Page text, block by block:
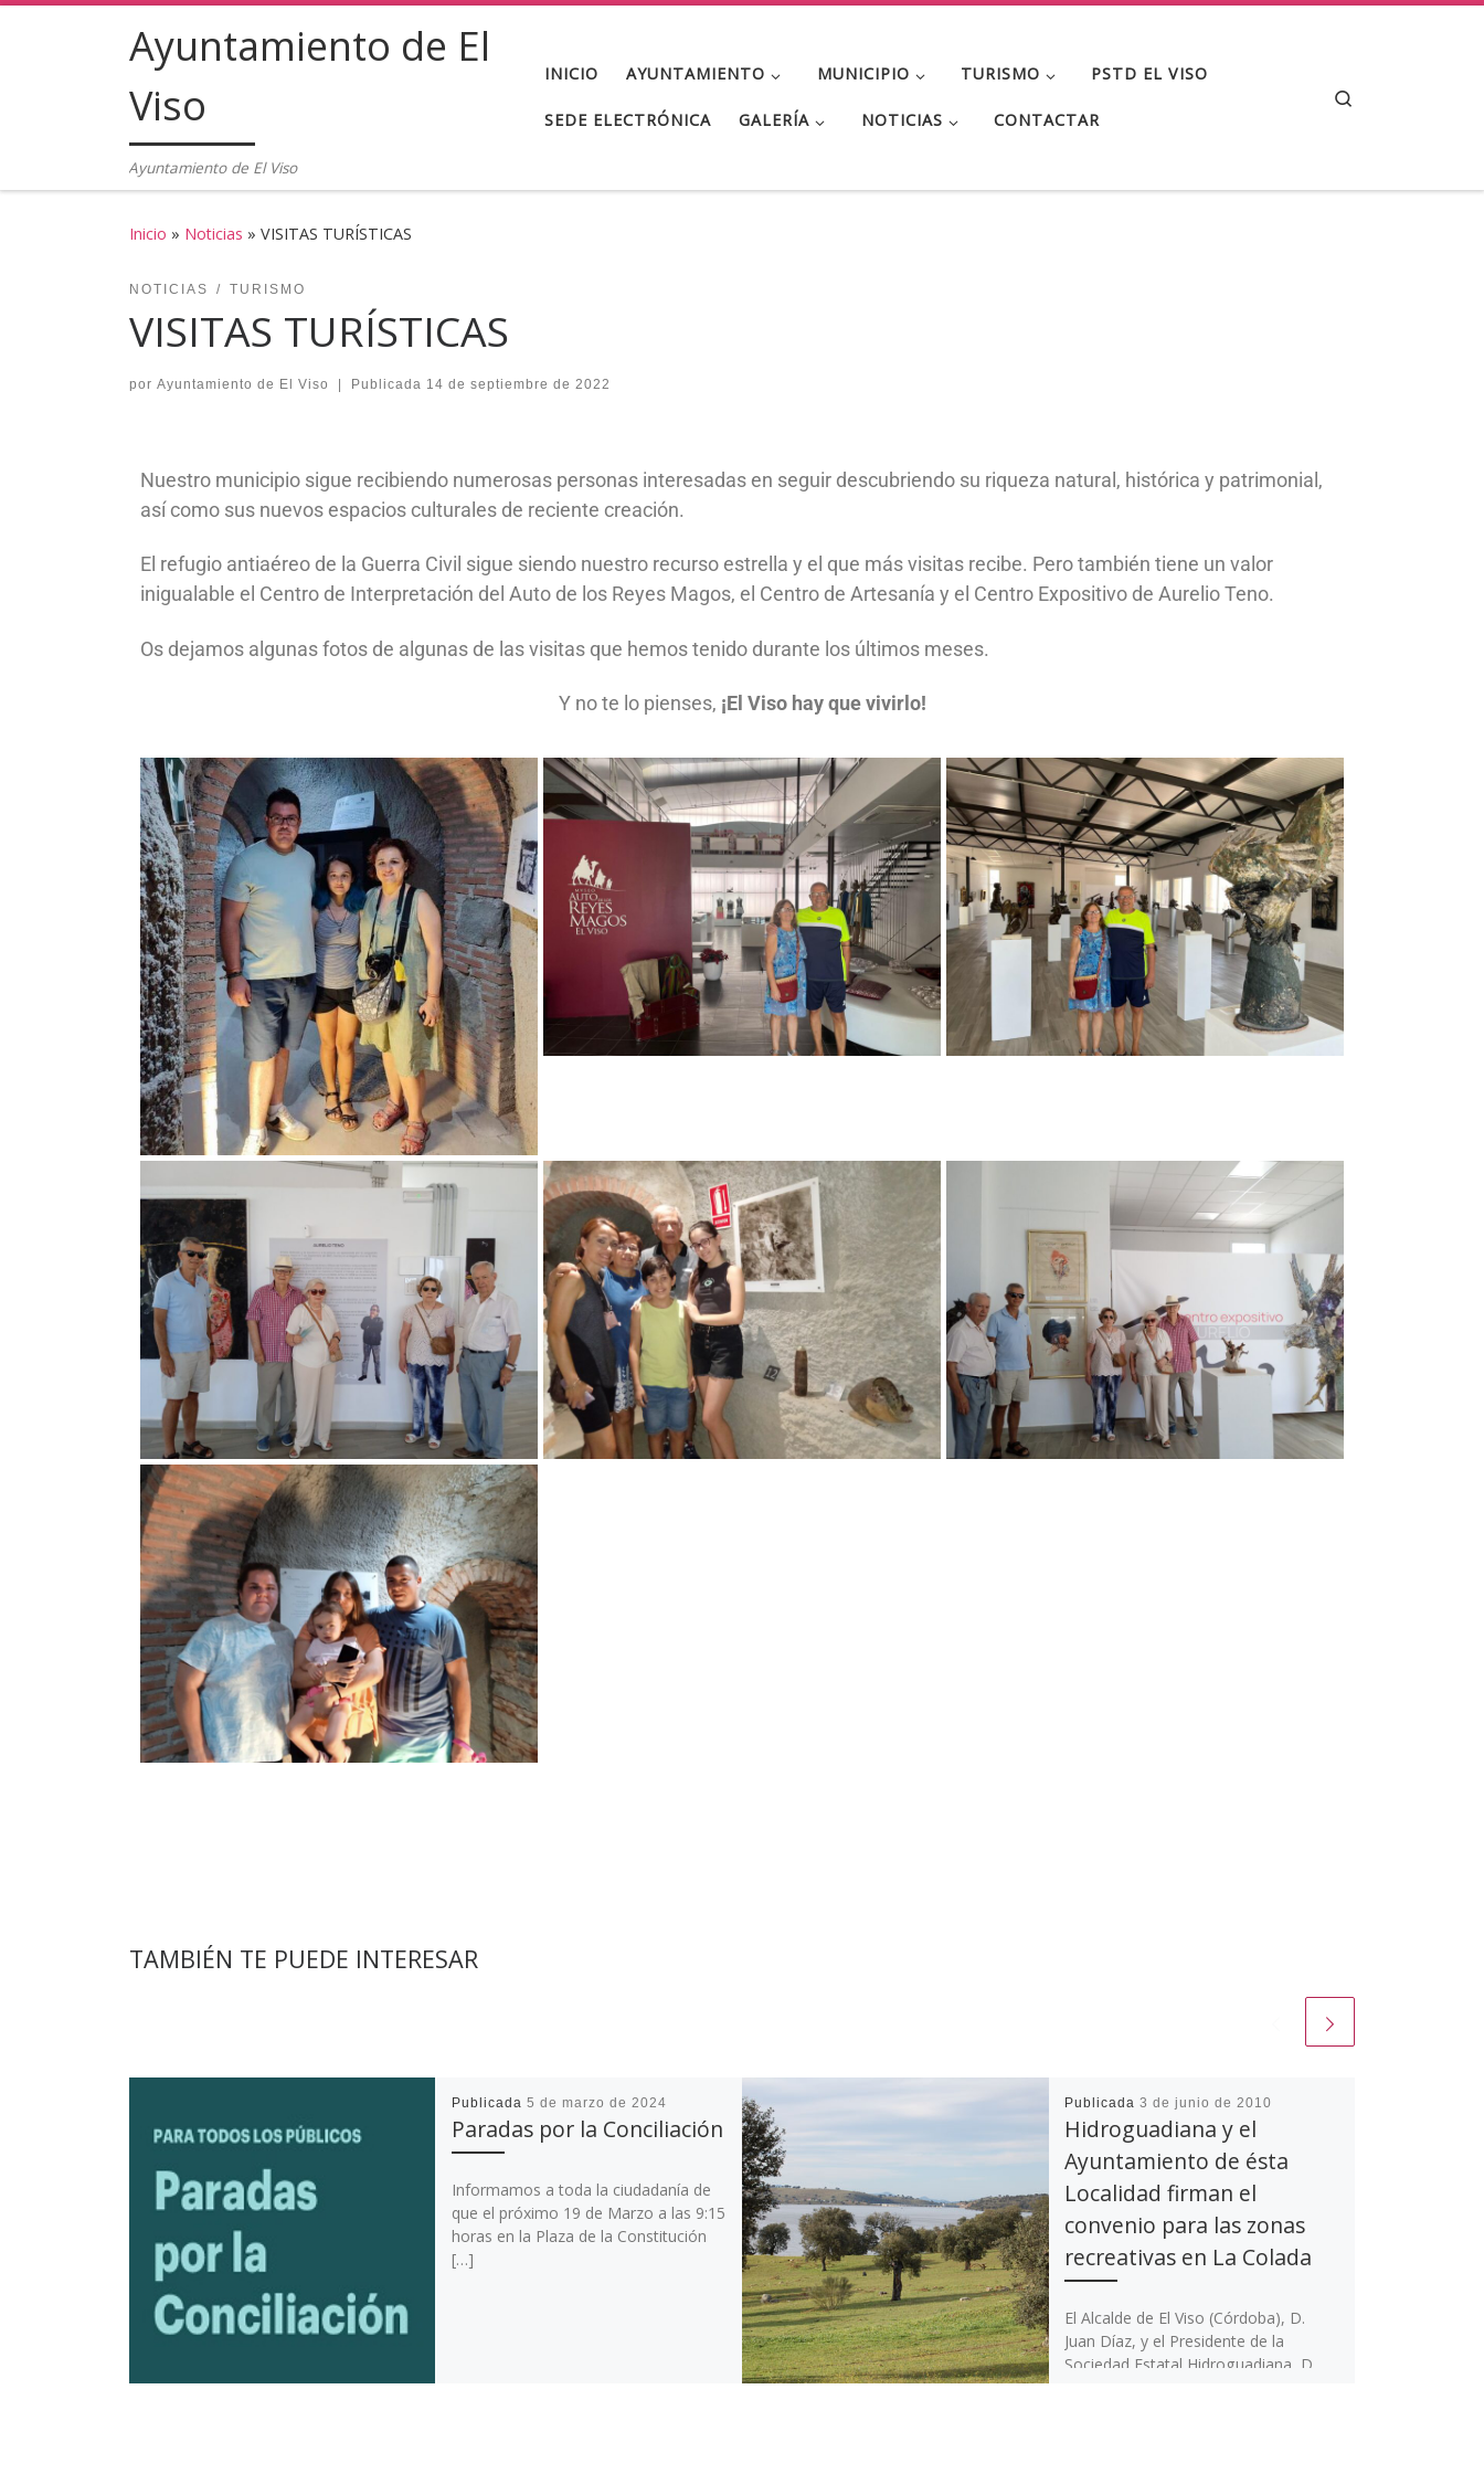
Saltar al contenidoAyuntamiento de El
Viso
Ayuntamiento de El Viso
INICIO AYUNTAMIENTO MUNICIPIO TURISMO PSTD EL VISO
SEDE ELECTRÓNICA GALERÍA NOTICIAS CONTACTAR
Inicio » Noticias » VISITAS TURÍSTICAS
NOTICIAS TURISMO
VISITAS TURÍSTICAS
por Ayuntamiento de El Viso Publicada 14 de septiembre de 2022
Nuestro municipio sigue recibiendo numerosas personas interesadas en seguir descubriendo su riqueza natural, histórica y patrimonial,
así como sus nuevos espacios culturales de reciente creación.
El refugio antiaéreo de la Guerra Civil sigue siendo nuestro recurso estrella y el que más visitas recibe. Pero también tiene un valor
inigualable el Centro de Interpretación del Auto de los Reyes Magos, el Centro de Artesanía y el Centro Expositivo de Aurelio Teno.
Os dejamos algunas fotos de algunas de las visitas que hemos tenido durante los últimos meses.
Y no te lo pienses, ¡El Viso hay que vivirlo!
TAMBIÉN TE PUEDE INTERESAR
Publicada 5 de marzo de 2024
Paradas por la Conciliación
Informamos a toda la ciudadanía de
que el próximo 19 de Marzo a las 9:15
horas en la Plaza de la Constitución
[…]
Publicada 3 de junio de 2010
Hidroguadiana y el
Ayuntamiento de ésta
Localidad firman el
convenio para las zonas
recreativas en La Colada
El Alcalde de El Viso (Córdoba), D.
Juan Díaz, y el Presidente de la
Sociedad Estatal Hidroguadiana, D.